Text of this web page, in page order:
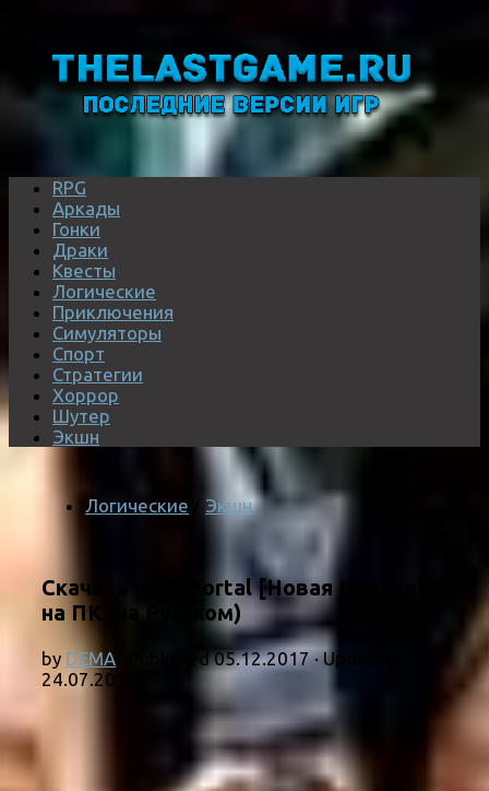
RPG
Аркады
Гонки
Драки
Квесты
Логические
Приключения
Симуляторы
Спорт
Стратегии
Хоррор
Шутер
Экшн
Логические Экшн
Скачать игру Portal [Новая Версия]
на ПК (на Русском)
by DEMA · Published05.12.2017· Updated
24.07.2019